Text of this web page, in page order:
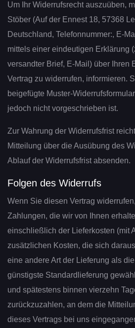
Um Ihr Widerrufsrecht auszuüben,
Stöber (Auf der Ennest 18, 57368
Deutschland, Telefonnummer:, E-
mittels einer eindeutigen Erklärung
versandter Brief, E-Mail) über Ihren
Vertrag zu widerrufen, informieren.
beigefügte Muster-
jedoch nicht vorgeschrieben ist.
Zur Wahrung der Widerrufsfrist
Mitteilung über die Ausübung des
Ablauf der Widerrufsfrist absenden.
Folgen des Widerrufs
Wenn Sie diesen Vertrag
Zahlungen, die wir von Ihnen
einschließlich der Lieferkosten (mit
zusätzlichen Kosten, die sich
eine andere Art der Lieferung als
günstigste Standardlieferung
und spätestens binnen vierzehn
zurückzuzahlen, an dem die
dieses Vertrags bei uns